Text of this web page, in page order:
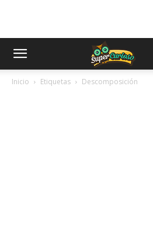
Inicio Etiquetas Descomposición